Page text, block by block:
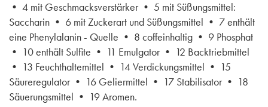
• 4 mit Geschmacksverstärker • 5 mit Süßungsmittel:
Saccharin • 6 mit Zuckerart und Süßungsmittel • 7 enthält
eine Phenylalanin - Quelle • 8 coffeinhaltig • 9 Phosphat
• 10 enthält Sulfite • 11 Emulgator • 12 Backtriebmittel
• 13 Feuchthaltemittel • 14 Verdickungsmittel • 15
Säureregulator • 16 Geliermittel • 17 Stabilisator • 18
Säuerungsmittel • 19 Aromen.